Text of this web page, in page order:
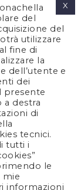
del
del
utilizzare
fine di
la
dell’utente e
dei
presente
a destra
di
tecnici.
tutti i
le
mie
informazioni
X